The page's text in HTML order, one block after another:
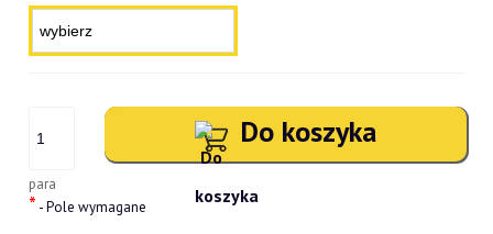
para
Do koszyka
* - Pole wymagane